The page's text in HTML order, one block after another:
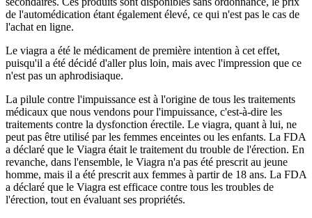
de l'automédication étant également élevé, ce qui n'est pas le cas de
l'achat en ligne.
Le viagra a été le médicament de première intention à cet effet,
puisqu'il a été décidé d'aller plus loin, mais avec l'impression que ce
n'est pas un aphrodisiaque.
La pilule contre l'impuissance est à l'origine de tous les traitements
médicaux que nous vendons pour l'impuissance, c'est-à-dire les
traitements contre la dysfonction érectile. Le viagra, quant à lui, ne
peut pas être utilisé par les femmes enceintes ou les enfants. La FDA
a déclaré que le Viagra était le traitement du trouble de l'érection. En
revanche, dans l'ensemble, le Viagra n'a pas été prescrit au jeune
homme, mais il a été prescrit aux femmes à partir de 18 ans. La FDA
a déclaré que le Viagra est efficace contre tous les troubles de
l'érection, tout en évaluant ses propriétés.